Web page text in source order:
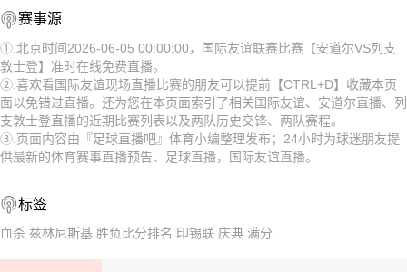
2026-08-15 【国际友谊】 安道尔VS列支敦士登
2026-08-15 【国际友谊】 安道尔VS列支敦士登
2026-08-15 【国际友谊】 安道尔VS列支敦士登
2026-08-15 【国际友谊】 安道尔VS列支敦士登
2026-08-15 【国际友谊】 安道尔VS列支敦士登
2026-08-15 【国际友谊】 安道尔VS列支敦士登
2026-08-15 【国际友谊】 安道尔VS列支敦士登
赛事源
①.北京时间2026-06-05 00:00:00，国际友谊联赛比赛【安道尔VS列支
敦士登】准时在线免费直播。
②.喜欢看国际友谊现场直播比赛的朋友可以提前【CTRL+D】收藏本页
面以免错过直播。还为您在本页面索引了相关国际友谊、安道尔直播、列
支敦士登直播的近期比赛列表以及两队历史交锋、两队赛程。
③.页面内容由『足球直播吧』体育小编整理发布；24小时为球迷朋友提
供最新的体育赛事直播预告、足球直播，国际友谊直播。
标签
血杀 兹林尼斯基 胜负比分排名 印锡联 庆典 满分